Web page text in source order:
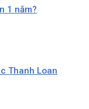
1 năm?
Thanh Loan